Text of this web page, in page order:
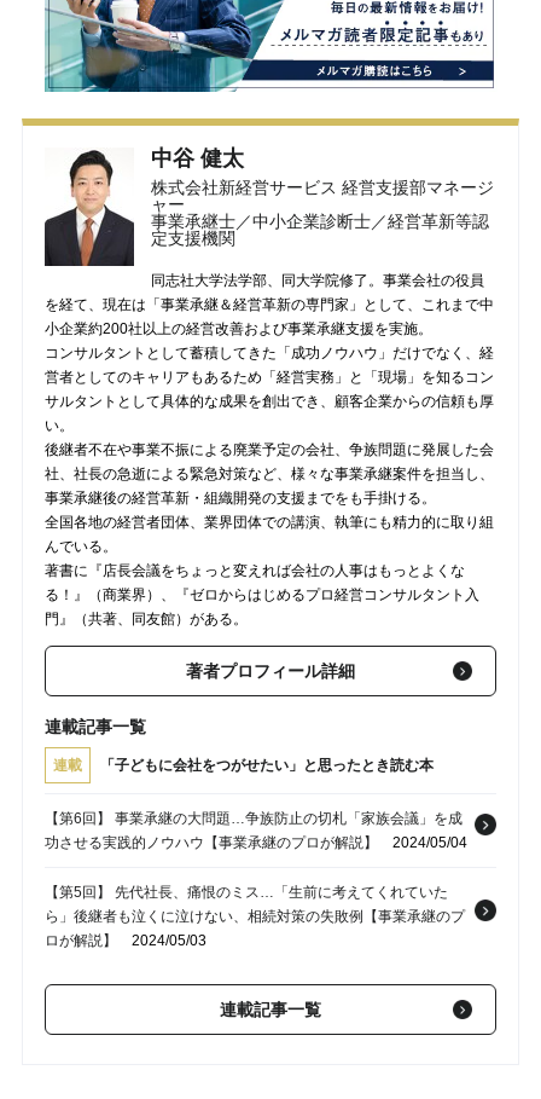
中谷 健太
株式会社新経営サービス 経営支援部マネージ
ャー
事業承継士／中小企業診断士／経営革新等認
定支援機関
同志社大学法学部、同大学院修了。事業会社の役員
を経て、現在は「事業承継＆経営革新の専門家」として、これまで中
小企業約200社以上の経営改善および事業承継支援を実施。
コンサルタントとして蓄積してきた「成功ノウハウ」だけでなく、経
営者としてのキャリアもあるため「経営実務」と「現場」を知るコン
サルタントとして具体的な成果を創出でき、顧客企業からの信頼も厚
い。
後継者不在や事業不振による廃業予定の会社、争族問題に発展した会
社、社長の急逝による緊急対策など、様々な事業承継案件を担当し、
事業承継後の経営革新・組織開発の支援までをも手掛ける。
全国各地の経営者団体、業界団体での講演、執筆にも精力的に取り組
んでいる。
著書に『店長会議をちょっと変えれば会社の人事はもっとよくな
る！』（商業界）、『ゼロからはじめるプロ経営コンサルタント入
門』（共著、同友館）がある。
著者プロフィール詳細
連載記事一覧
連載 「子どもに会社をつがせたい」と思ったとき読む本
【第6回】 事業承継の大問題…争族防止の切札「家族会議」を成
功させる実践的ノウハウ【事業承継のプロが解説】
2024/05/04
【第5回】 先代社長、痛恨のミス…「生前に考えてくれていた
ら」後継者も泣くに泣けない、相続対策の失敗例【事業承継のプ
ロが解説】
2024/05/03
【第3回】 事業承継の大問題「株式の分散」を阻止せよ…名義株
を次期経営者に「タダで集約する」実践的スキーム【事業承継の
プロが助言】2024/04/13
連載記事一覧